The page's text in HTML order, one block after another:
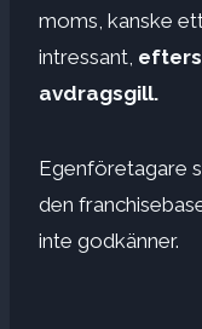
moms, kanske
intressant,
avdragsgill.
Egenföretagare
den
inte godkänner.